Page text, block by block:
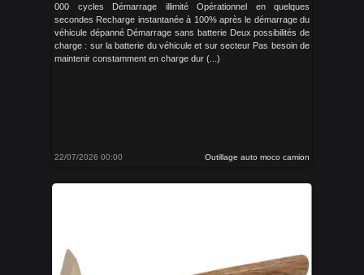
000 cycles Démarrage illimité Opérationnel en quelques
secondes Recharge instantanée à 100% après le démarrage du
véhicule dépanné Démarrage sans batterie Deux possibilités de
charge : sur la batterie du véhicule et sur secteur Pas besoin de
maintenir constamment en charge dur (...)
22/07/2026 00:00 Outillage auto moco camion